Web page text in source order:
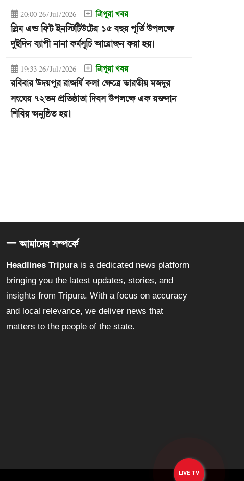
20:00 26/Jul/2026 ত্রিপুরা খবর
স্লিম এন্ড ফিট ইনস্টিটিউটের ১৫ বছর পূর্তি উপলক্ষে
দুইদিন ব্যাপী নানা কর্মসূচি আয়োজন করা হয়।
19:33 26/Jul/2026 ত্রিপুরা খবর
রবিবার উদয়পুর রাজর্ষি কলা ক্ষেত্রে ভারতীয় মজদুর
সংঘের ৭২তম প্রতিষ্ঠাতা দিবস উপলক্ষে এক রক্তদান
শিবির অনুষ্ঠিত হয়।
LIVE TV
আমাদের সম্পর্কে
Headlines Tripurais a dedicated news platform
bringing you the latest updates, stories, and
insights from Tripura. With a focus on accuracy
and local relevance, we deliver news that
matters to the people of the state.